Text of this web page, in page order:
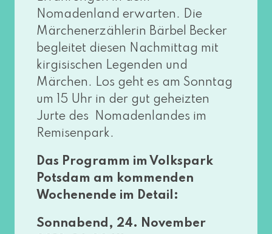
Nomadenland erwar­ten. Die
Märchenerzählerin Bärbel Becker
beglei­tet die­sen Nachmittag mit
kir­gi­si­schen Legenden und
Märchen. Los geht es am Sonntag
um 15 Uhr in der gut geheiz­ten
Jurte des Nomadenlandes im
Remisenpark.
Das Programm im Volkspark
Potsdam am kom­men­den
Wochenende im Detail:
Sonnabend, 24. November